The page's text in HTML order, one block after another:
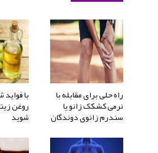
راه حلی برای مقابله با
نرمی کشکک زانو یا
سندرم زانوی دوندگان
با
روغن
شوید